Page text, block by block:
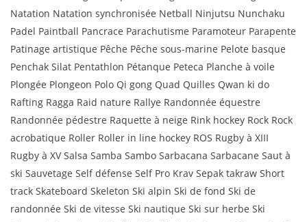
Natation Natation synchronisée Netball Ninjutsu Nunchaku
Padel Paintball Pancrace Parachutisme Paramoteur Parapente
Patinage artistique Pêche Pêche sous-marine Pelote basque
Penchak Silat Pentathlon Pétanque Peteca Planche à voile
Plongée Plongeon Polo Qi gong Quad Quilles Qwan ki do
Rafting Ragga Raid nature Rallye Randonnée équestre
Randonnée pédestre Raquette à neige Rink hockey Rock Rock
acrobatique Roller Roller in line hockey ROS Rugby à XIII
Rugby à XV Salsa Samba Sambo Sarbacana Sarbacane Saut à
ski Sauvetage Self défense Self Pro Krav Sepak takraw Short
track Skateboard Skeleton Ski alpin Ski de fond Ski de
randonnée Ski de vitesse Ski nautique Ski sur herbe Ski